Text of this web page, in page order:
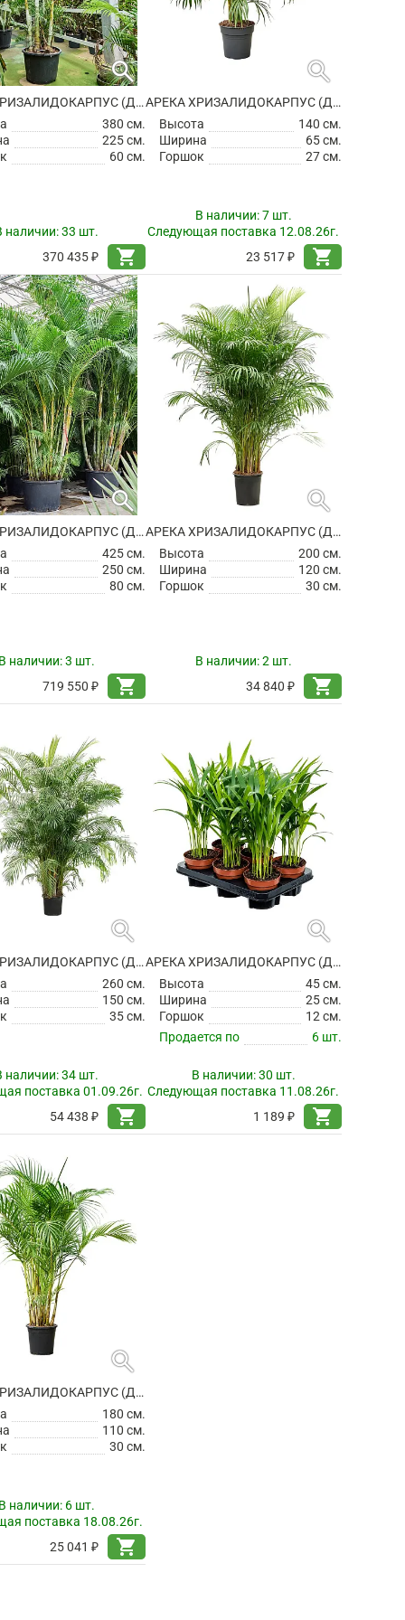
search
АРЕКА ХРИЗАЛИДОКАРПУС (ДИПСИС ЖЕЛТОВАТЫЙ)
380 см.
225 см.
60 см.
наличии:33 шт.
370 435 ₽
shopping_cart
search
АРЕКА ХРИЗАЛИДОКАРПУС (ДИПСИС ЖЕЛТОВАТЫЙ)
Высота
140 см.
Ширина
65 см.
Горшок
27 см.
В наличии:7 шт.
Следующая поставка 12.08.26г.
23 517 ₽
shopping_cart
search
АРЕКА ХРИЗАЛИДОКАРПУС (ДИПСИС ЖЕЛТОВАТЫЙ)
425 см.
250 см.
80 см.
наличии:3 шт.
719 550 ₽
shopping_cart
search
АРЕКА ХРИЗАЛИДОКАРПУС (ДИПСИС ЖЕЛТОВАТЫЙ)
Высота
200 см.
Ширина
120 см.
Горшок
30 см.
В наличии:2 шт.
34 840 ₽
shopping_cart
search
АРЕКА ХРИЗАЛИДОКАРПУС (ДИПСИС ЖЕЛТОВАТЫЙ)
260 см.
150 см.
35 см.
наличии:34 шт.
поставка 01.09.26г.
54 438 ₽
shopping_cart
search
АРЕКА ХРИЗАЛИДОКАРПУС (ДИПСИС ЖЕЛТОВАТЫЙ)
Высота
45 см.
Ширина
25 см.
Горшок
12 см.
Продается по
6 шт.
В наличии:30 шт.
Следующая поставка 11.08.26г.
1 189 ₽
shopping_cart
search
АРЕКА ХРИЗАЛИДОКАРПУС (ДИПСИС ЖЕЛТОВАТЫЙ)
180 см.
110 см.
30 см.
наличии: 6 шт.
поставка 18.08.26г.
25 041 ₽
shopping_cart